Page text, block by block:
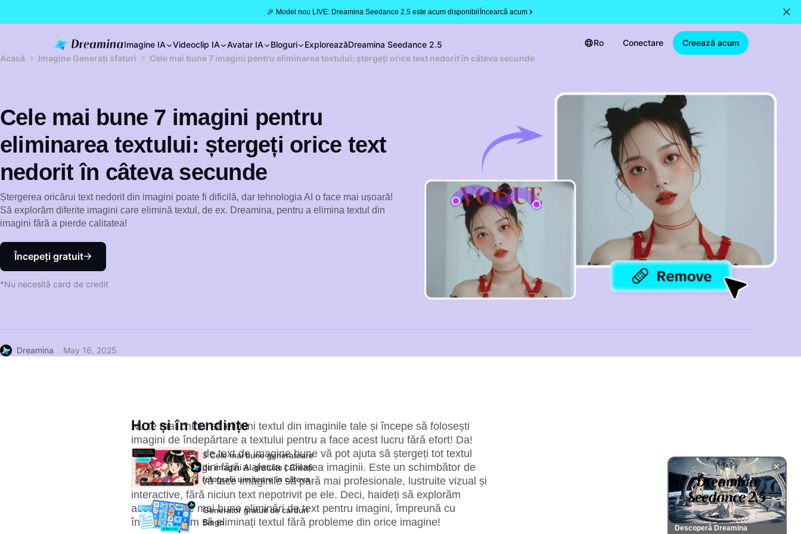
🎉 Model nou LIVE: Dreamina Seedance 2.5 este acum disponibilÎncearcă acum
Imagine IA Videoclip IA Avatar IA Bloguri ExploreazăDreamina Seedance 2.5 Ro Conectare
Creează acum
Acasă
Imagine Generați sfaturi Cele mai bune 7 imagini pentru eliminarea textului: ștergeți orice text nedorit în câteva secunde
Cele mai bune 7 imagini pentru
eliminarea textului: ștergeți orice text
nedorit în câteva secunde
Ștergerea oricărui text nedorit din imagini poate fi dificilă, dar tehnologia AI o face mai ușoară!
Să explorăm diferite imagini care elimină textul, de ex. Dreamina, pentru a elimina textul din
imagini fără a pierde calitatea!
Începeți gratuit
*Nu necesită card de credit
Dreamina May 16, 2025
Nu te mai chinui să elimini textul din imaginile tale și începe să folosești
imagini de îndepărtare a textului pentru a face acest lucru fără efort! Da!
multe eliminări de text de imagine bune vă pot ajuta să ștergeți tot textul
nedorit din imagini fără a afecta calitatea imaginii. Este un schimbător de
jocuri pentru a vă face imaginile să pară mai profesionale, lustruite vizual și
interactive, fără niciun text nepotrivit pe ele. Deci, haideți să explorăm
aceste 7 cele mai bune eliminări de text pentru imagini, împreună cu
învățarea cum să eliminați textul fără probleme din orice imagine!
Hot și în tendințe
3 Cele mai bune generatoare
de imagini AI gratuite | Creați
fotografii uimitoare în câteva
secunde
Generator gratuit de carduri
Bingo
Descoperă Dreamina